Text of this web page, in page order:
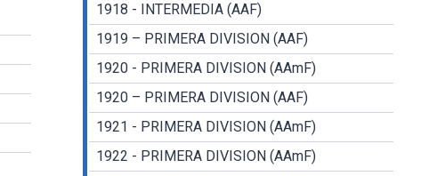
1918 - INTERMEDIA (AAF)
1919 – PRIMERA DIVISION (AAF)
1920 - PRIMERA DIVISION (AAmF)
1920 – PRIMERA DIVISION (AAF)
1921 - PRIMERA DIVISION (AAmF)
1922 - PRIMERA DIVISION (AAmF)